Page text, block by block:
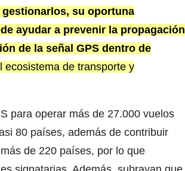
su oportuna
ayudar a prevenir la propagación
de la señal GPS dentro de
ecosistema de transporte y
para operar más de 27.000 vuelos
80 países, además de contribuir
de 220 países, por lo que